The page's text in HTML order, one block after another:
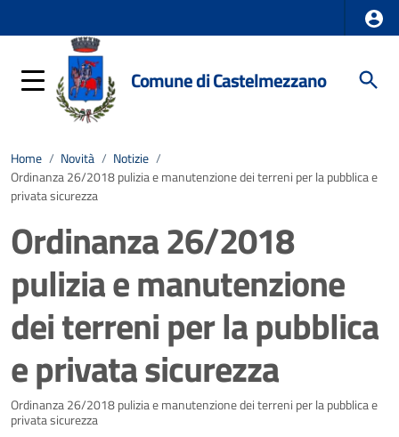
Comune di Castelmezzano
Home / Novità / Notizie /
Ordinanza 26/2018 pulizia e manutenzione dei terreni per la pubblica e
privata sicurezza
Ordinanza 26/2018
pulizia e manutenzione
dei terreni per la pubblica
e privata sicurezza
Dettagli della notizia
Ordinanza 26/2018 pulizia e manutenzione dei terreni per la pubblica e
privata sicurezza